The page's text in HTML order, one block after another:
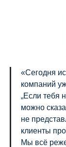
«Сегодня
компаний
„Если тебя
можно
не
клиенты
Мы всё